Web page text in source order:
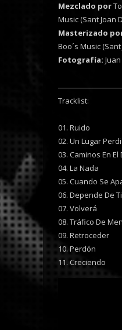
Mezclado por
Music (Sant Joan
Masterizado
Boo´s Music
Fotografía:
Tracklist:
01. Ruido
02. Un Lugar
03. Caminos En
04. La Nada
05. Cuando Se
06. Depende De Ti
07. Volverá
08. Tráfico De
09. Retroceder
10. Perdón
11. Creciendo